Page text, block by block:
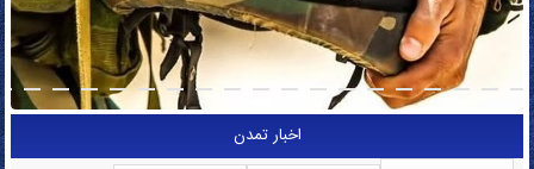
اخبار تمدن